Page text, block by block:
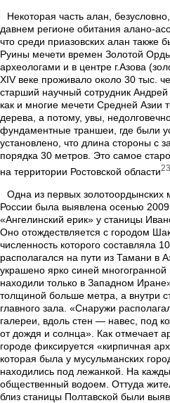
Некоторая часть алан,
давнем регионе обитания алано-
что среди приазовских алан также
Руины мечети времен Золотой
археологами и в центре г.Азова
XIV веке проживало около 30 тыс.
старший научный сотрудник
как и многие мечети Средней Азии
дерева, а потому, увы,
фундаментные траншеи, где были
установлено, что длина стороны с
порядка 30 метров. Это самое
на территории Ростовской области
Одна из первых золотоордынских
России была выявлена осенью
«Ангелинский ерик» у станицы
Оно отождествляется с городом
численность которого составляла
располагался на пути из Тамани в
украшено ярко синей
находили только в Западном
толщиной больше метра, а внутри
главного зала. «Снаружи
галереи, вдоль стен — навес, под
от дождя и солнца». Как отмечает
городе фиксируется «кирпичная
которая была у мусульманских
находились под лежанкой. На
общественный водоем. Оттуда
близ станицы Полтавской были